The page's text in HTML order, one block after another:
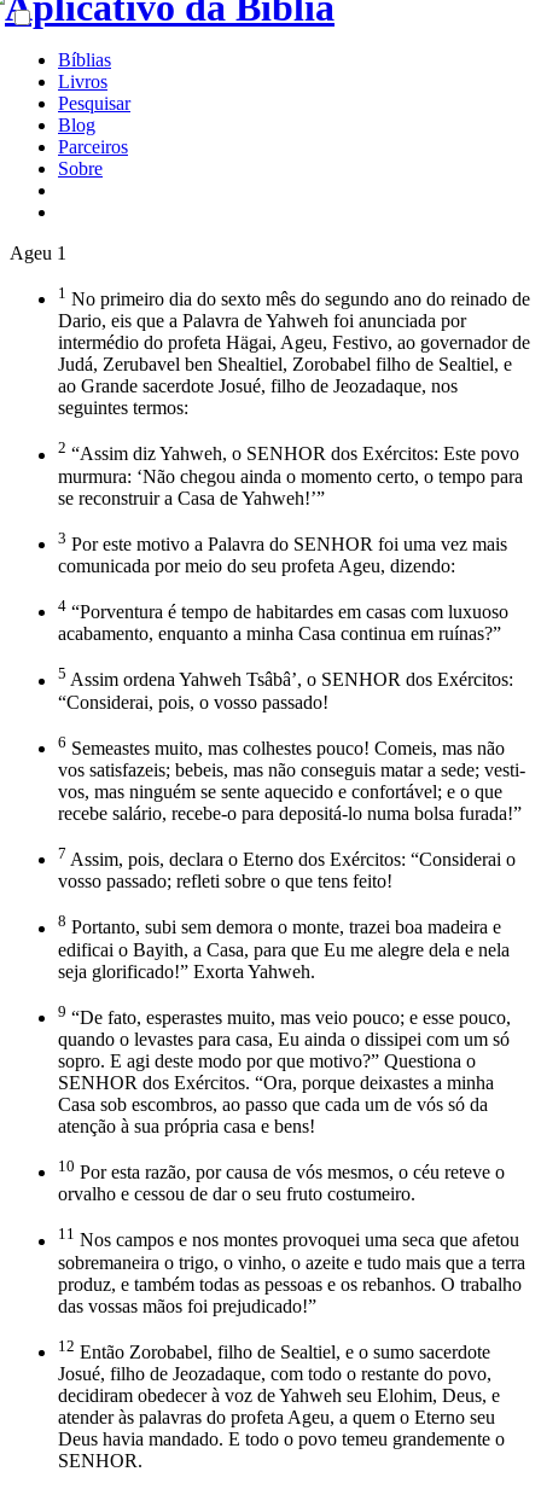
Bíblias
Livros
Pesquisar
Blog
Parceiros
Sobre
Ageu 1
1 No primeiro dia do sexto mês do segundo ano do reinado de
Dario, eis que a Palavra de Yahweh foi anunciada por
intermédio do profeta Hägai, Ageu, Festivo, ao governador de
Judá, Zerubavel ben Shealtiel, Zorobabel filho de Sealtiel, e
ao Grande sacerdote Josué, filho de Jeozadaque, nos
seguintes termos:
2 “Assim diz Yahweh, o SENHOR dos Exércitos: Este povo
murmura: ‘Não chegou ainda o momento certo, o tempo para
se reconstruir a Casa de Yahweh!’”
3 Por este motivo a Palavra do SENHOR foi uma vez mais
comunicada por meio do seu profeta Ageu, dizendo:
4 “Porventura é tempo de habitardes em casas com luxuoso
acabamento, enquanto a minha Casa continua em ruínas?”
5 Assim ordena Yahweh Tsâbâ’, o SENHOR dos Exércitos:
“Considerai, pois, o vosso passado!
6 Semeastes muito, mas colhestes pouco! Comeis, mas não
vos satisfazeis; bebeis, mas não conseguis matar a sede; vesti-
vos, mas ninguém se sente aquecido e confortável; e o que
recebe salário, recebe-o para depositá-lo numa bolsa furada!”
7 Assim, pois, declara o Eterno dos Exércitos: “Considerai o
vosso passado; refleti sobre o que tens feito!
8 Portanto, subi sem demora o monte, trazei boa madeira e
edificai o Bayith, a Casa, para que Eu me alegre dela e nela
seja glorificado!” Exorta Yahweh.
9 “De fato, esperastes muito, mas veio pouco; e esse pouco,
quando o levastes para casa, Eu ainda o dissipei com um só
sopro. E agi deste modo por que motivo?” Questiona o
SENHOR dos Exércitos. “Ora, porque deixastes a minha
Casa sob escombros, ao passo que cada um de vós só da
atenção à sua própria casa e bens!
10 Por esta razão, por causa de vós mesmos, o céu reteve o
orvalho e cessou de dar o seu fruto costumeiro.
11 Nos campos e nos montes provoquei uma seca que afetou
sobremaneira o trigo, o vinho, o azeite e tudo mais que a terra
produz, e também todas as pessoas e os rebanhos. O trabalho
das vossas mãos foi prejudicado!”
12 Então Zorobabel, filho de Sealtiel, e o sumo sacerdote
Josué, filho de Jeozadaque, com todo o restante do povo,
decidiram obedecer à voz de Yahweh seu Elohim, Deus, e
atender às palavras do profeta Ageu, a quem o Eterno seu
Deus havia mandado. E todo o povo temeu grandemente o
SENHOR.